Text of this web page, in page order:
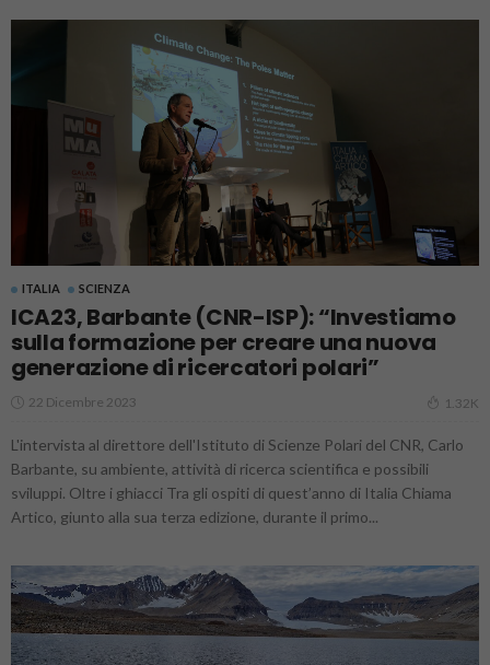
ITALIA SCIENZA
ICA23, Barbante (CNR-ISP): “Investiamo
sulla formazione per creare una nuova
generazione di ricercatori polari”
22 Dicembre 2023 1.32K
L'intervista al direttore dell'Istituto di Scienze Polari del CNR, Carlo
Barbante, su ambiente, attività di ricerca scientifica e possibili
sviluppi. Oltre i ghiacci Tra gli ospiti di quest’anno di Italia Chiama
Artico, giunto alla sua terza edizione, durante il primo...